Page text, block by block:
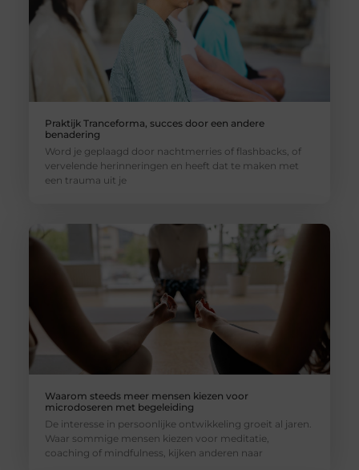
Praktijk Tranceforma, succes door een andere
benadering
Word je geplaagd door nachtmerries of flashbacks, of
vervelende herinneringen en heeft dat te maken met
een trauma uit je
Waarom steeds meer mensen kiezen voor
microdoseren met begeleiding
De interesse in persoonlijke ontwikkeling groeit al jaren.
Waar sommige mensen kiezen voor meditatie,
coaching of mindfulness, kijken anderen naar